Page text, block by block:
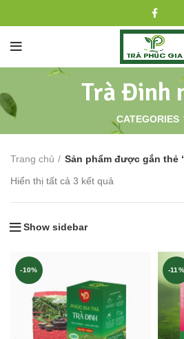
Trà Đinh
CATEGORIES
Trang chủ
Sản phẩm được gắn thẻ
Hiển thị tất cả 3 kết quả
Show sidebar
-10% -11%